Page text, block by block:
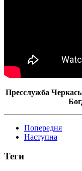
Пресслужба
Попередня
Наступна
Теги